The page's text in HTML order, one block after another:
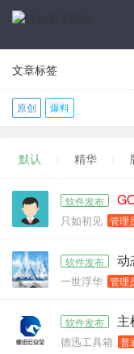
文章标签
原创 爆料
默认 精华
软件发布
只如初见 管理
软件发布 动
一世浮华 管理
软件发布
德迅工具箱 普